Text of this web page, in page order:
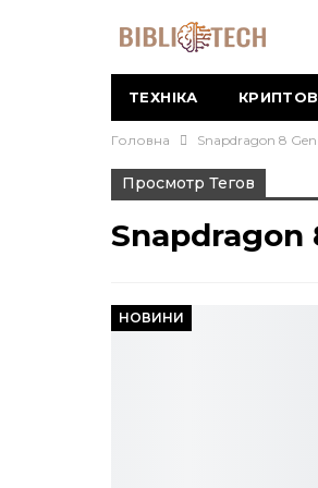
ТЕХНІКА
Головна Snapdragon 8 Gen
Просмотр Тегов
Snapdragon
НОВИНИ